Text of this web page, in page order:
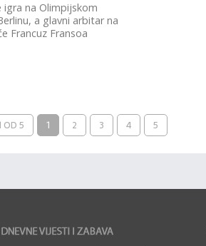
igra na Olimpijskom
a glavni arbitar na
Francuz Fransoa
OD 5 1 2 3 4 5